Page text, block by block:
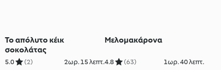
Το απόλυτο κέικ
σοκολάτας
5.0 (2) 2ωρ. 15 λεπτ.
Μελομακάρονα
4.8 (63) 1ωρ. 40 λεπτ.